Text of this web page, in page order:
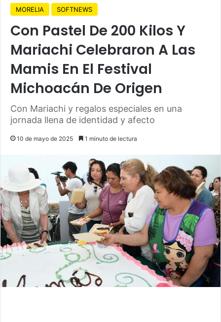
MORELIA SOFTNEWS
Con Pastel De 200 Kilos Y
Mariachi Celebraron A Las
Mamis En El Festival
Michoacán De Origen
Con Mariachi y regalos especiales en una
jornada llena de identidad y afecto
10 de mayo de 2025 1 minuto de lectura